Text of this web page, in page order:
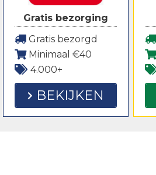
Gratis bezorging
Gratis bezorgd
Minimaal €40
4.000+
BEKIJKEN